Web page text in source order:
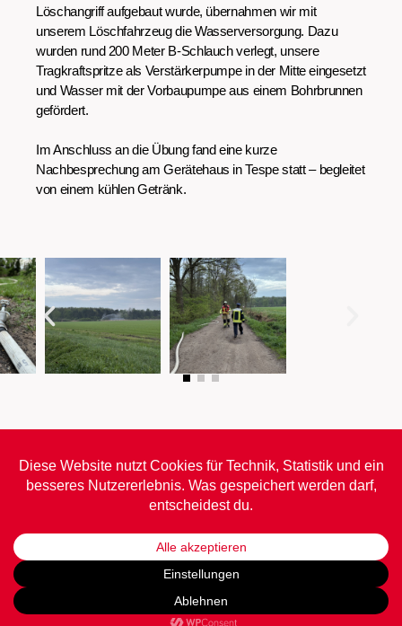
Löschangriff aufgebaut wurde, übernahmen wir mit
unserem Löschfahrzeug die Wasserversorgung. Dazu
wurden rund 200 Meter B-Schlauch verlegt, unsere
Tragkraftspritze als Verstärkerpumpe in der Mitte eingesetzt
und Wasser mit der Vorbaupumpe aus einem Bohrbrunnen
gefördert.
Im Anschluss an die Übung fand eine kurze
Nachbesprechung am Gerätehaus in Tespe statt – begleitet
von einem kühlen Getränk.
Krümser Straße 31
21423 Drage
Datenschutz•